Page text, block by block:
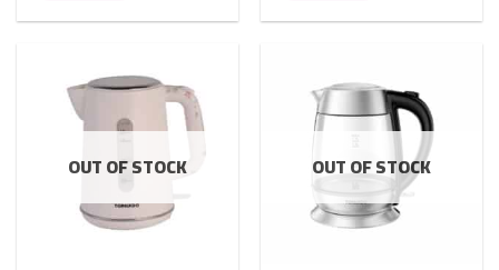
OUT OF STOCK OUT OF STOCK